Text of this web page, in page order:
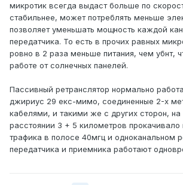
микротик всегда выдаст больше по
стабильнее, может потреблять меньше
позволяет уменьшать мощность каждой
передатчика. То есть в прочих равных
ровно в 2 раза меньше питания, чем убнт,
работе от солнечных панелей.
Пассивный ретранслятор нормально
джириус 29 екс-мимо, соединенные 2-х
кабелями, и такими же с других сторон,
расстоянии 3 + 5 километров прокачивало
трафика в полосе 40мгц и одноканальном
передатчика и приемника работают